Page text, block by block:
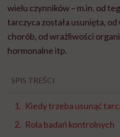
wielu czynników – m.in. od
tarczyca została usunięta,
chorób, od wrażliwości
hormonalne itp.
SPIS TREŚCI
Kiedy trzeba usunąć
Rola badań kontrolnych